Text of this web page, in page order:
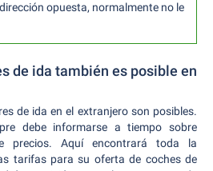
opuesta, normalmente no le
de ida también es posible en
de ida en el extranjero son posibles.
debe informarse a tiempo sobre
precios. Aquí encontrará toda la
tarifas para su oferta de coches de